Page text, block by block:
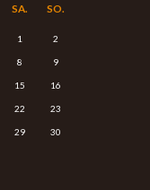
SA. SO.
1 2
8 9
15 16
22 23
29 30